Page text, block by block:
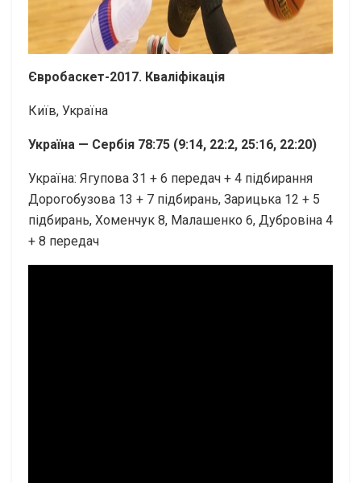
Євробаскет-2017. Кваліфікація
Київ, Україна
Україна — Сербія 78:75 (9:14, 22:2, 25:16, 22:20)
Україна: Ягупова 31 + 6 передач + 4 підбирання
Дорогобузова 13 + 7 підбирань, Зарицька 12 + 5
підбирань, Хоменчук 8, Малашенко 6, Дубровіна 4
+ 8 передач